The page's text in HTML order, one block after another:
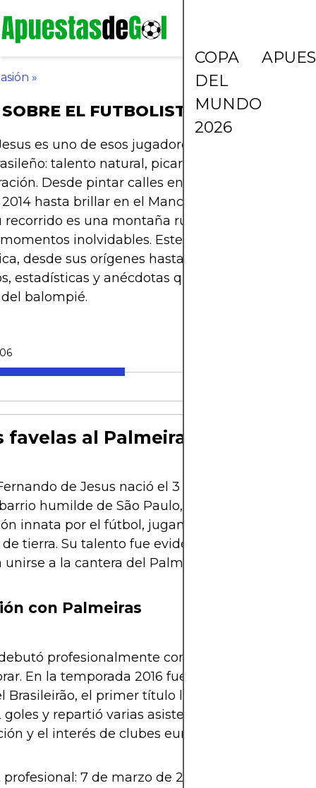
COPA
DEL
MUNDO
2026
»
EL FUTBOLISTA GABRIEL
es uno de esos jugadores que encarna la
talento natural, picardía en el área y una
Desde pintar calles en São Paulo durante
hasta brillar en el Manchester City y la
recorrido es una montaña rusa llena de goles,
inolvidables. Este artículo recorre su
desde sus orígenes hasta su presente en el
estadísticas y anécdotas que encantan a
balompié.
favelas al Palmeiras
de Jesus nació el 3 de abril de 1997 en
humilde de São Paulo, Brasil. Desde niño
innata por el fútbol, jugando descalzo en la
tierra. Su talento fue evidente desde
unirse a la cantera del Palmeiras en 2013.
con Palmeiras
profesionalmente con Palmeiras, y no
En la temporada 2016 fue clave para que el
Brasileirão, el primer título liguero del club en
goles y repartió varias asistencias, ganándose el
y el interés de clubes europeos.
7 de marzo de 2015